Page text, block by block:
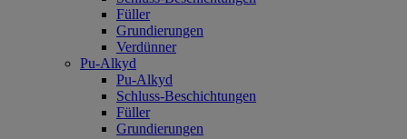
Füller
Grundierungen
Verdünner
Pu-Alkyd
Pu-Alkyd
Schluss-Beschichtungen
Füller
Grundierungen